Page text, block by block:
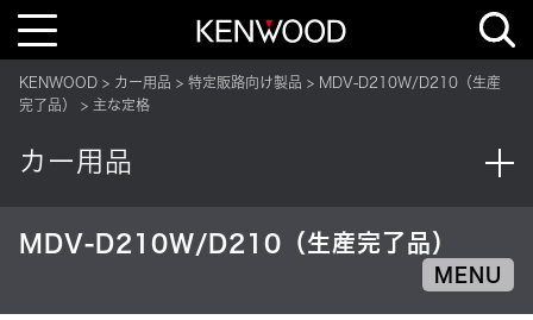
T
l
e
v
i
i
o
KENWOOD カー用品 特定販路向け製品
MDV-D210W/D210（生産
完了品）
主な定格
カー用品
MDV-D210W/D210（生産完了品）
MENU